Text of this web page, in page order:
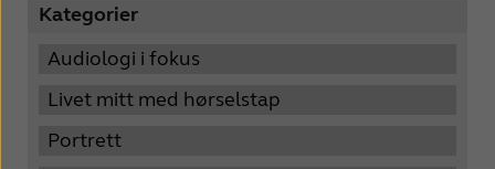
Kategorier
Audiologi i fokus
Livet mitt med hørselstap
Portrett